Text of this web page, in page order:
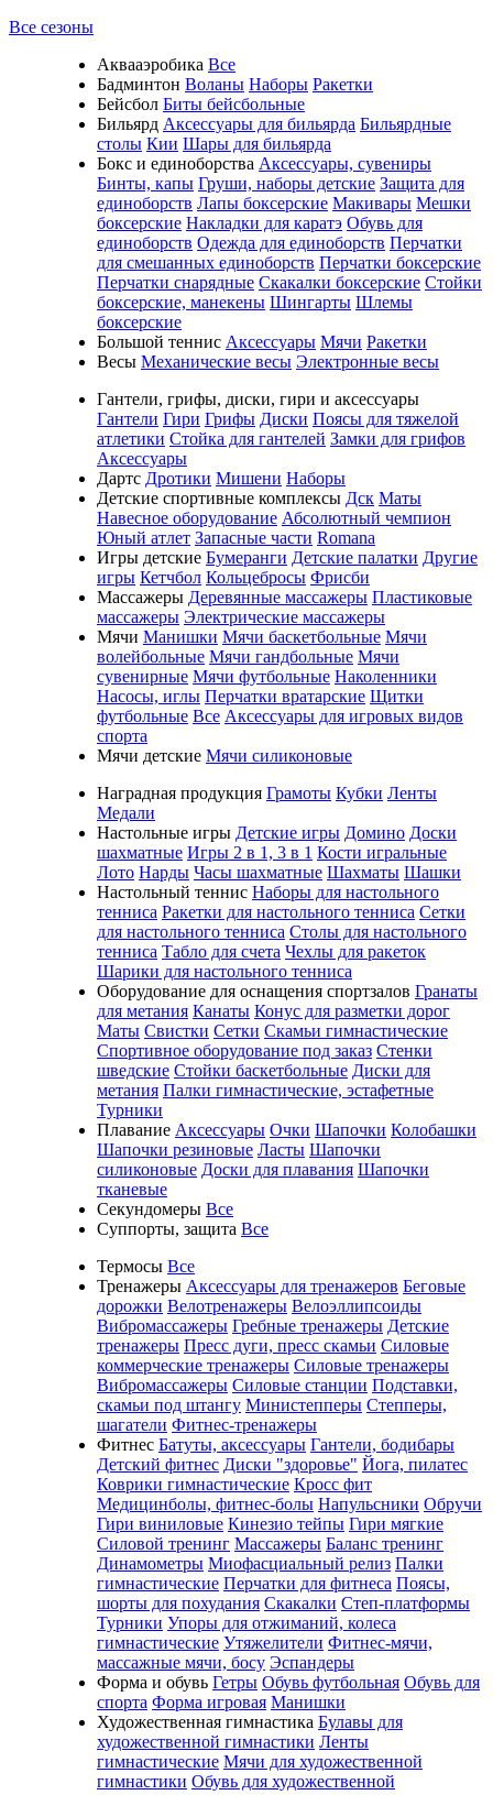
Все сезоны
Аквааэробика Все
Бадминтон Воланы Наборы Ракетки
Бейсбол Биты бейсбольные
Бильярд Аксессуары для бильярда Бильярдные
столы Кии Шары для бильярда
Бокс и единоборства Аксессуары, сувениры
Бинты, капы Груши, наборы детские Защита для
единоборств Лапы боксерские Макивары Мешки
боксерские Накладки для каратэ Обувь для
единоборств Одежда для единоборств Перчатки
для смешанных единоборств Перчатки боксерские
Перчатки снарядные Скакалки боксерские Стойки
боксерские, манекены Шингарты Шлемы
боксерские
Большой теннис Аксессуары Мячи Ракетки
Весы Механические весы Электронные весы
Гантели, грифы, диски, гири и аксессуары
Гантели Гири Грифы Диски Поясы для тяжелой
атлетики Стойка для гантелей Замки для грифов
Аксессуары
Дартс Дротики Мишени Наборы
Детские спортивные комплексы Дск Маты
Навесное оборудование Абсолютный чемпион
Юный атлет Запасные части Romana
Игры детские Бумеранги Детские палатки Другие
игры Кетчбол Кольцебросы Фрисби
Массажеры Деревянные массажеры Пластиковые
массажеры Электрические массажеры
Мячи Манишки Мячи баскетбольные Мячи
волейбольные Мячи гандбольные Мячи
сувенирные Мячи футбольные Наколенники
Насосы, иглы Перчатки вратарские Щитки
футбольные Все Аксессуары для игровых видов
спорта
Мячи детские Мячи силиконовые
Наградная продукция Грамоты Кубки Ленты
Медали
Настольные игры Детские игры Домино Доски
шахматные Игры 2 в 1, 3 в 1 Кости игральные
Лото Нарды Часы шахматные Шахматы Шашки
Настольный теннис Наборы для настольного
тенниса Ракетки для настольного тенниса Сетки
для настольного тенниса Столы для настольного
тенниса Табло для счета Чехлы для ракеток
Шарики для настольного тенниса
Оборудование для оснащения спортзалов Гранаты
для метания Канаты Конус для разметки дорог
Маты Свистки Сетки Скамьи гимнастические
Спортивное оборудование под заказ Стенки
шведские Стойки баскетбольные Диски для
метания Палки гимнастические, эстафетные
Турники
Плавание Аксессуары Очки Шапочки Колобашки
Шапочки резиновые Ласты Шапочки
силиконовые Доски для плавания Шапочки
тканевые
Секундомеры Все
Суппорты, защита Все
Термосы Все
Тренажеры Аксессуары для тренажеров Беговые
дорожки Велотренажеры Велоэллипсоиды
Вибромассажеры Гребные тренажеры Детские
тренажеры Пресс дуги, пресс скамьи Силовые
коммерческие тренажеры Силовые тренажеры
Вибромассажеры Силовые станции Подставки,
скамьи под штангу Министепперы Степперы,
шагатели Фитнес-тренажеры
Фитнес Батуты, аксессуары Гантели, бодибары
Детский фитнес Диски "здоровье" Йога, пилатес
Коврики гимнастические Кросс фит
Медицинболы, фитнес-болы Напульсники Обручи
Гири виниловые Кинезио тейпы Гири мягкие
Силовой тренинг Массажеры Баланс тренинг
Динамометры Миофасциальный релиз Палки
гимнастические Перчатки для фитнеса Поясы,
шорты для похудания Скакалки Степ-платформы
Турники Упоры для отжиманий, колеса
гимнастические Утяжелители Фитнес-мячи,
массажные мячи, босу Эспандеры
Форма и обувь Гетры Обувь футбольная Обувь для
спорта Форма игровая Манишки
Художественная гимнастика Булавы для
художественной гимнастики Ленты
гимнастические Мячи для художественной
гимнастики Обувь для художественной